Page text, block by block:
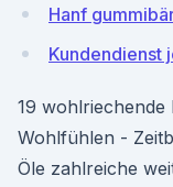
Hanf
Kundendienst
19 wohlriechende
Wohlfühlen -
Öle zahlreiche